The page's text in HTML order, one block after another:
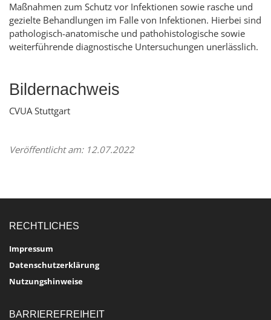
Maßnahmen zum Schutz vor Infektionen sowie rasche und
gezielte Behandlungen im Falle von Infektionen. Hierbei sind
pathologisch-anatomische und pathohistologische sowie
weiterführende diagnostische Untersuchungen unerlässlich.
Bildernachweis
CVUA Stuttgart
Veröffentlicht am: 12.07.2022
RECHTLICHES
Impressum
Datenschutzerklärung
Nutzungshinweise
BARRIEREFREIHEIT